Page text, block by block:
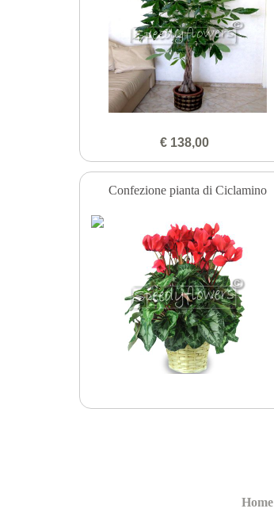
€ 138,00
Confezione pianta di Ciclamino
Home